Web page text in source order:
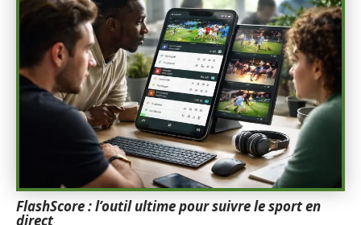
FlashScore : l’outil ultime pour suivre le sport en
direct